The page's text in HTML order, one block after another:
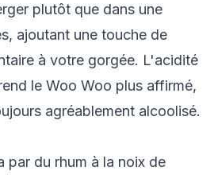
plutôt que dans une
ajoutant une touche de
à votre gorgée. L'acidité
le Woo Woo plus affirmé,
agréablement alcoolisé.
par du rhum à la noix de